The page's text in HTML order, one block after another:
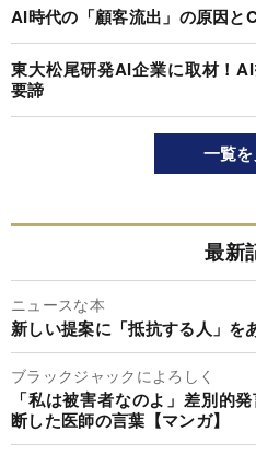
AI時代の「顧客流出」の原因と
東大松尾研発AI企業に取材！
要諦
一覧
最新
ニュースな本
新しい提案に「抵抗する人」を
ブラックジャックによろしく
「私は被害者なのよ」差別的
断した医師の言葉【マンガ】